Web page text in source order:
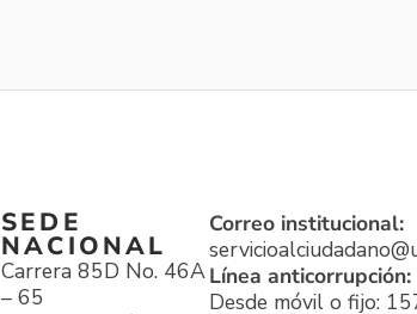
SEDE
NACIONAL
Carrera 85D No. 46A
– 65
Correo institucional:
Línea anticorrupción:
Desde móvil o fijo: